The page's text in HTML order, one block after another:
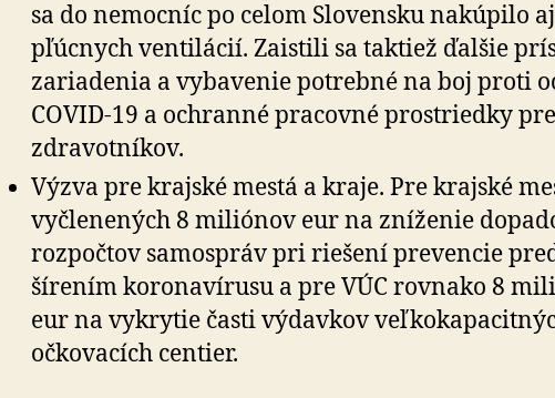
sa do nemocníc po celom Slovensku nakúpilo
pľúcnych ventilácií. Zaistili sa taktiež ďalšie
zariadenia a vybavenie potrebné na boj proti
COVID-19 a ochranné pracovné prostriedky pre
zdravotníkov.
Výzva pre krajské mestá a kraje. Pre krajské
vyčlenených 8 miliónov eur na zníženie
rozpočtov samospráv pri riešení prevencie
šírením koronavírusu a pre VÚC rovnako 8
eur na vykrytie časti výdavkov
očkovacích centier.